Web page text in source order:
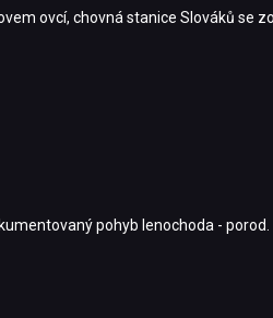
ovcí, chovná stanice Slováků se
pohyb lenochoda - porod.